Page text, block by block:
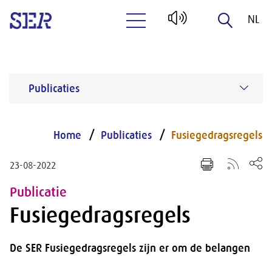
NL
Publicaties
Home Publicaties Fusiegedragsregels
23-08-2022
Publicatie
Fusiegedragsregels
De SER Fusiegedragsregels zijn er om de belangen